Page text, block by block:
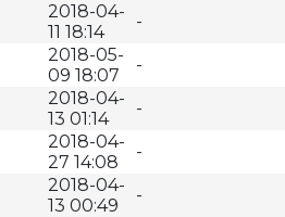
2018-04-
11 18:14
-
2018-05-
09 18:07
-
2018-04-
13 01:14
-
2018-04-
27 14:08
-
2018-04-
13 00:49
-